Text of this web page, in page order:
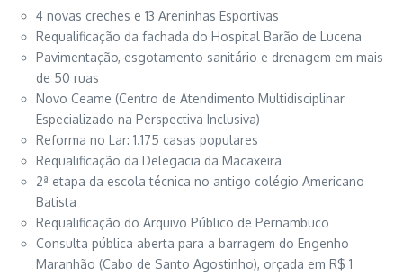
4 novas creches e 13 Areninhas Esportivas
Requalificação da fachada do Hospital Barão de Lucena
Pavimentação, esgotamento sanitário e drenagem em mais
de 50 ruas
Novo Ceame (Centro de Atendimento Multidisciplinar
Especializado na Perspectiva Inclusiva)
Reforma no Lar: 1.175 casas populares
Requalificação da Delegacia da Macaxeira
2ª etapa da escola técnica no antigo colégio Americano
Batista
Requalificação do Arquivo Público de Pernambuco
Consulta pública aberta para a barragem do Engenho
Maranhão (Cabo de Santo Agostinho), orçada em R$ 1